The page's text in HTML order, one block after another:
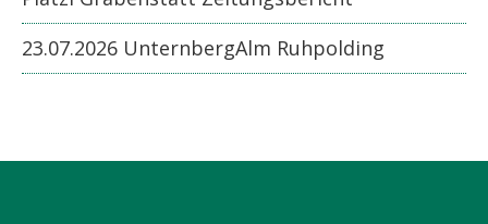
23.07.2026 UnternbergAlm Ruhpolding